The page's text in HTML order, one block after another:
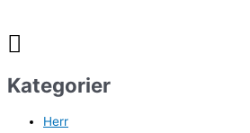
Kategorier
Herr